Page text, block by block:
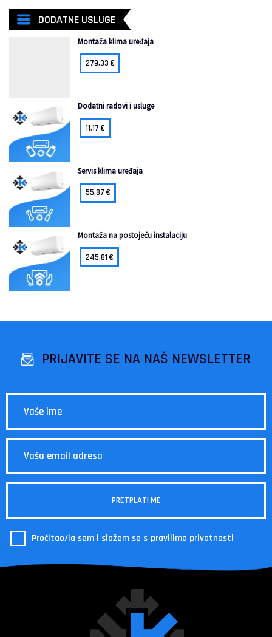
DODATNE USLUGE
Montaža klima uređaja
279,33€
Dodatni radovi i usluge
11,17€
Servis klima uređaja
55,87€
Montaža na postojeću instalaciju
245,81€
PRIJAVITE SE NA NAŠ NEWSLETTER
Pročitao/la sam i slažem se s pravilima privatnosti